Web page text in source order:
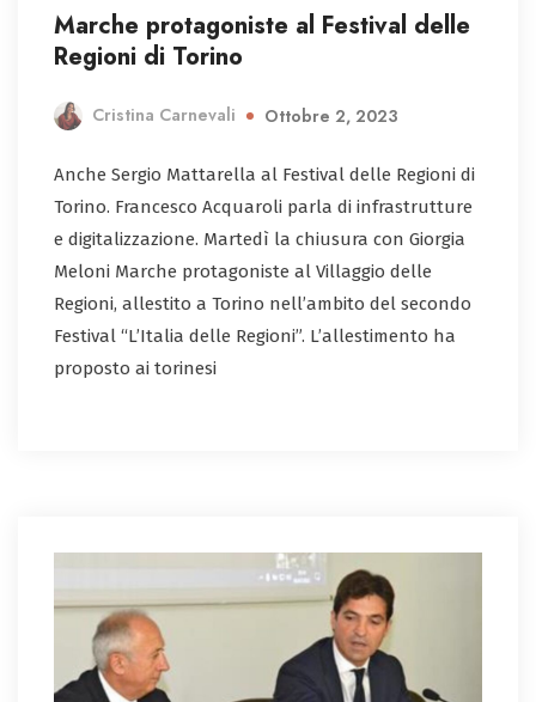
Marche protagoniste al Festival delle
Regioni di Torino
Cristina Carnevali Ottobre 2, 2023
Anche Sergio Mattarella al Festival delle Regioni di
Torino. Francesco Acquaroli parla di infrastrutture
e digitalizzazione. Martedì la chiusura con Giorgia
Meloni Marche protagoniste al Villaggio delle
Regioni, allestito a Torino nell’ambito del secondo
Festival “L’Italia delle Regioni”. L’allestimento ha
proposto ai torinesi